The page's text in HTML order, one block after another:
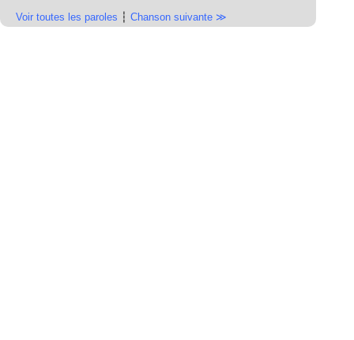
Voir toutes les paroles ┆ Chanson suivante ≫